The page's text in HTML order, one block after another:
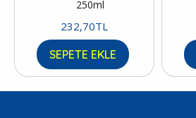
250ml
232,70TL
SEPETE EKLE